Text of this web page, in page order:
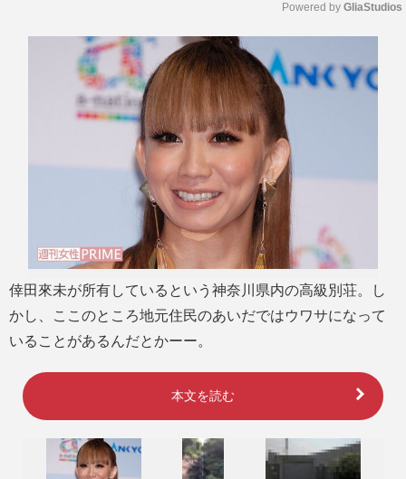
Powered by GliaStudios
倖田來未が所有しているという神奈川県内の高級別荘。し
かし、ここのところ地元住民のあいだではウワサになって
いることがあるんだとかーー。
本文を読む